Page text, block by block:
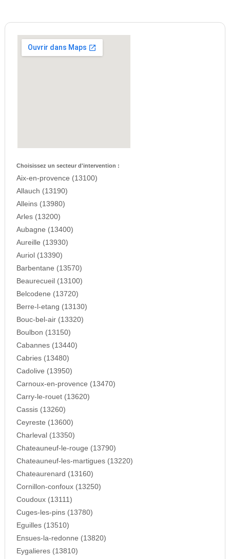
Choisissez un secteur d'intervention :
Aix-en-provence (13100)
Allauch (13190)
Alleins (13980)
Arles (13200)
Aubagne (13400)
Aureille (13930)
Auriol (13390)
Barbentane (13570)
Beaurecueil (13100)
Belcodene (13720)
Berre-l-etang (13130)
Bouc-bel-air (13320)
Boulbon (13150)
Cabannes (13440)
Cabries (13480)
Cadolive (13950)
Carnoux-en-provence (13470)
Carry-le-rouet (13620)
Cassis (13260)
Ceyreste (13600)
Charleval (13350)
Chateauneuf-le-rouge (13790)
Chateauneuf-les-martigues (13220)
Chateaurenard (13160)
Cornillon-confoux (13250)
Coudoux (13111)
Cuges-les-pins (13780)
Eguilles (13510)
Ensues-la-redonne (13820)
Eygalieres (13810)